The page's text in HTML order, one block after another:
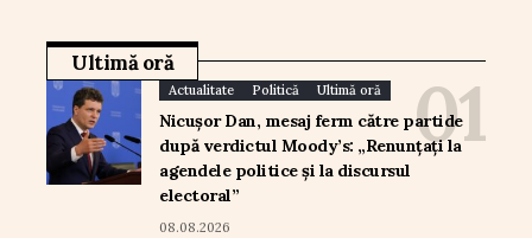
Ultimă oră
Actualitate Politică Ultimă oră
Nicușor Dan, mesaj ferm către partide
după verdictul Moody’s: „Renunțați la
agendele politice și la discursul
electoral”
08.08.2026